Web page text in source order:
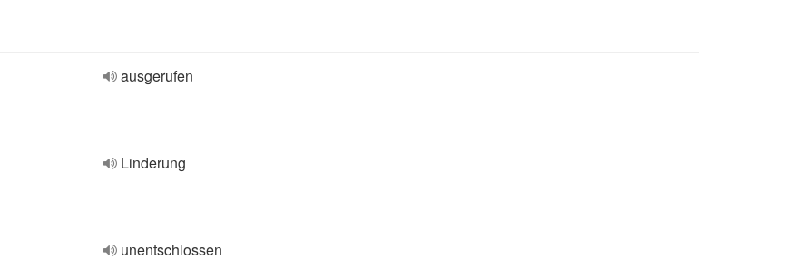
ausgerufen
Linderung
unentschlossen